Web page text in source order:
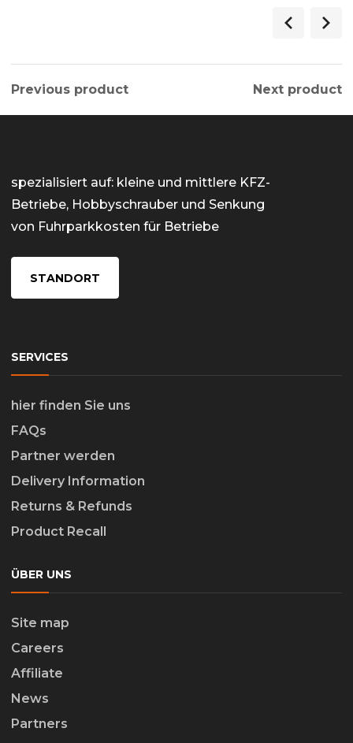
Previous product Next product
spezialisiert auf: kleine und mittlere KFZ-
Betriebe, Hobbyschrauber und Senkung
von Fuhrparkkosten für Betriebe
STANDORT
SERVICES
hier finden Sie uns
FAQs
Partner werden
Delivery Information
Returns & Refunds
Product Recall
ÜBER UNS
Site map
Careers
Affiliate
News
Partners